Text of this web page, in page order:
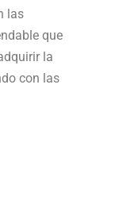
las
que
la
con las